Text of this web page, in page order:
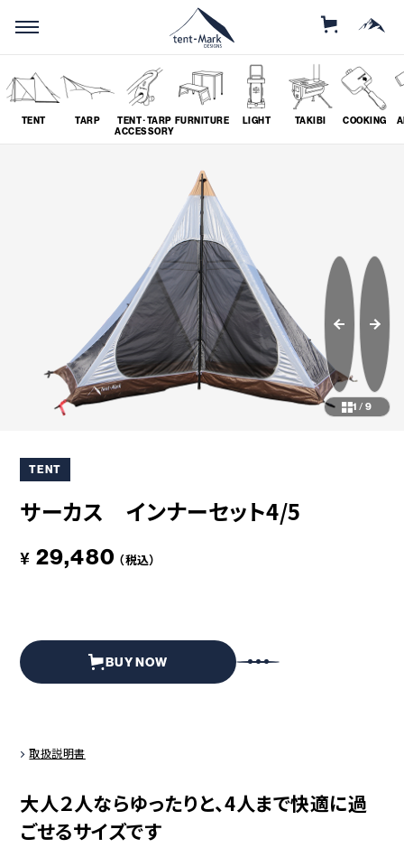
STORE
MOUNTAIN
TENT
TARP
TENT･TARP
ACCESSORY
FURNITURE LIGHT TAKIBI COOKING
# SOLO
グループ
# GROUP
ツーリング
# TOURING
料理
# COOKING
コラボレーション 粋
ABOUT US
INFORMATION CONTACT
1 /9
TENT
サーカス インナーセット4/5
¥ 29,480 （税込）
BUY NOW
取扱説明書
大人２人ならゆったりと、4人まで快適に過
ごせるサイズです